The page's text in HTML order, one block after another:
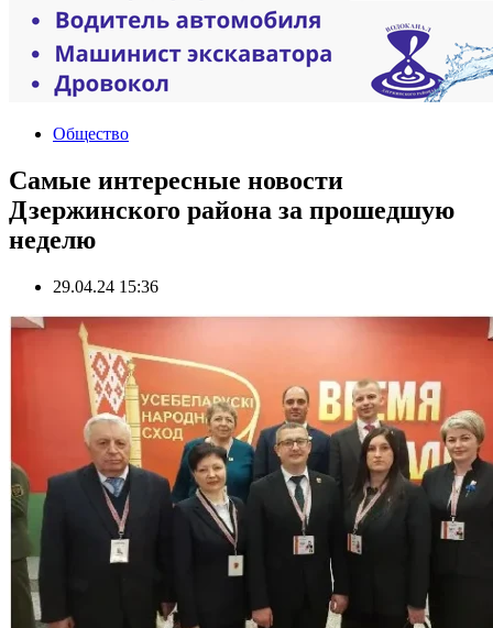
Общество
Самые интересные новости
Дзержинского района за прошедшую
неделю
29.04.24 15:36